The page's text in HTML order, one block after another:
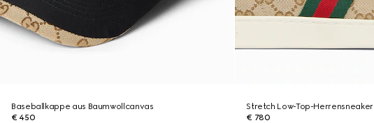
Baseballkappe aus Baumwollcanvas
€ 450
Stretch Low-Top-Herrensneaker
€ 780